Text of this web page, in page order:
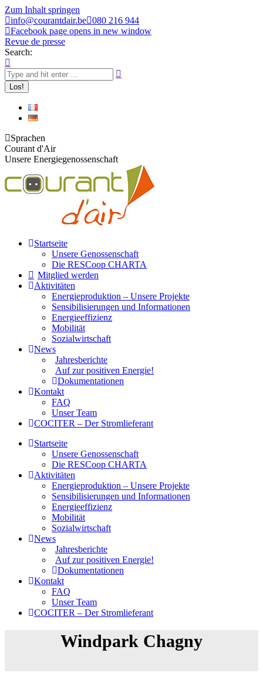
Zum Inhalt springen
info@courantdair.be 080 216 944
Facebook page opens in new window
Revue de presse
Search:
Sprachen
Courant d'Air
Unsere Energiegenossenschaft
Startseite
Unsere Genossenschaft
Die RESCoop CHARTA
Mitglied werden
Aktivitäten
Energieproduktion – Unsere Projekte
Sensibilisierungen und Informationen
Energieeffizienz
Mobilität
Sozialwirtschaft
News
Jahresberichte
Auf zur positiven Energie!
Dokumentationen
Kontakt
FAQ
Unser Team
COCITER – Der Stromlieferant
Startseite
Unsere Genossenschaft
Die RESCoop CHARTA
Aktivitäten
Energieproduktion – Unsere Projekte
Sensibilisierungen und Informationen
Energieeffizienz
Mobilität
Sozialwirtschaft
News
Jahresberichte
Auf zur positiven Energie!
Dokumentationen
Kontakt
FAQ
Unser Team
COCITER – Der Stromlieferant
Windpark Chagny